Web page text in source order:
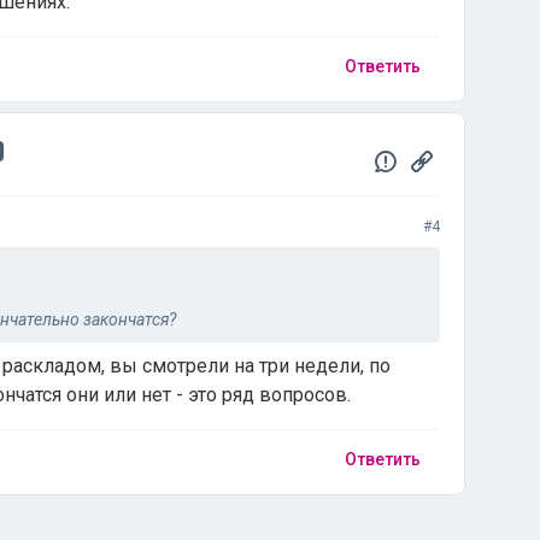
Ответить
#4
закончатся?
вы смотрели на три недели, по
они или нет - это ряд вопросов.
Ответить